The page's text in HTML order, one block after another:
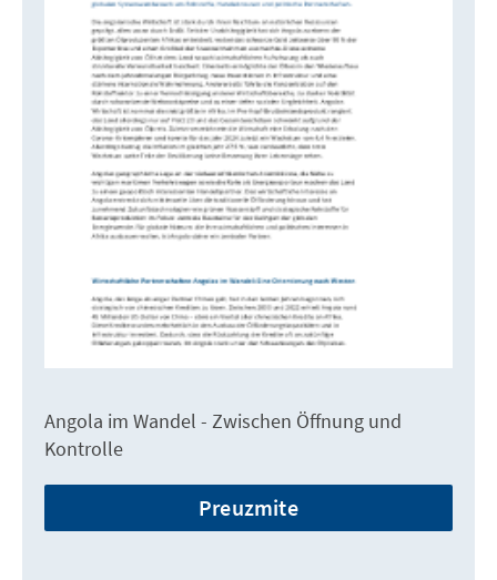
Angola im Wandel - Zwischen Öffnung und
Kontrolle
Preuzmite